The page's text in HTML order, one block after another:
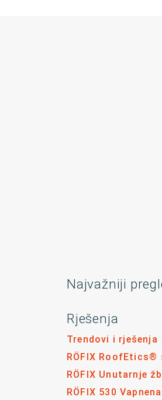
Najvažniji
Rješenja
Trendovi i rješenja
RÖFIX RoofEtics®
RÖFIX Unutarnje
RÖFIX 530